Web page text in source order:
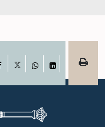
Facebook
WhatsAppLinkedIn